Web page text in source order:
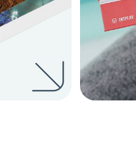
и согласие с